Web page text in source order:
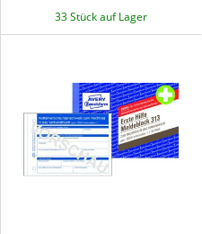
33 Stück auf Lager